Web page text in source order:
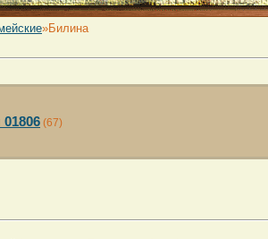
»Билина
01806 (67)